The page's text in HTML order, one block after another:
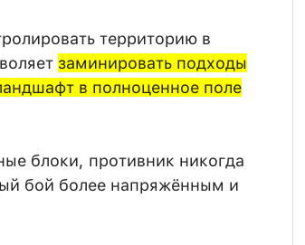
территорию в
заминировать подходы
в полноценное поле
блоки, противник никогда
бой более напряжённым и